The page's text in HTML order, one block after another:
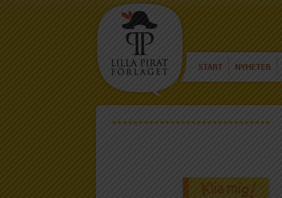
START NYHETER